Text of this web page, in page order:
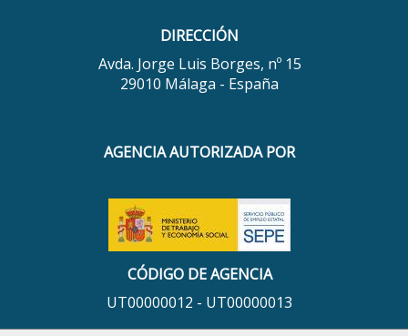
DIRECCIÓN
Avda. Jorge Luis Borges, nº 15
29010 Málaga - España
AGENCIA AUTORIZADA POR
CÓDIGO DE AGENCIA
UT00000012 - UT00000013